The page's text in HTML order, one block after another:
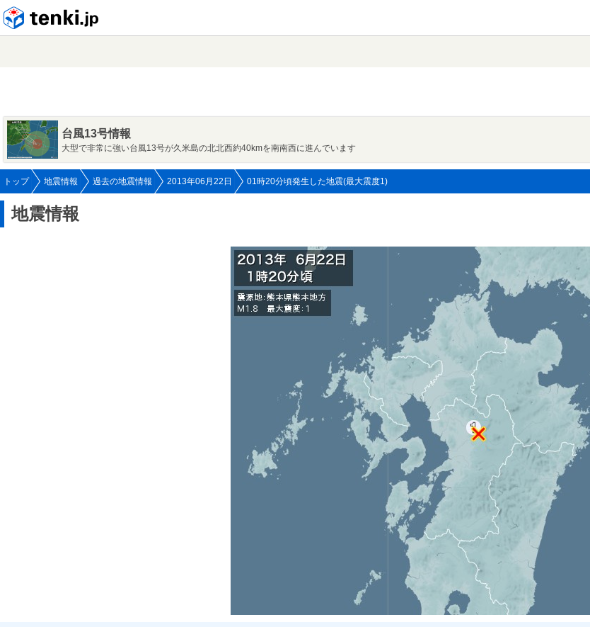
台風13号情報
大型で非常に強い台風13号が久米島の北北西約40kmを南南西に進んでいます
トップ 地震情報 過去の地震情報 2013年06月22日 01時20分頃発生した地震(最大震度1)
地震情報